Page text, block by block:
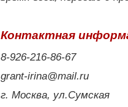
Контактная
8-926-216-86-67
grant-irina@mail.ru
г. Москва, ул.Сумская